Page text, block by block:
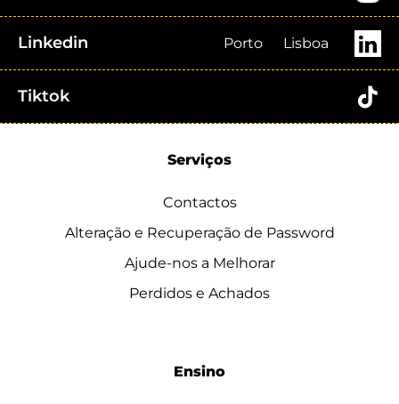
Linkedin Porto Lisboa
Tiktok
Serviços
Contactos
Alteração e Recuperação de Password
Ajude-nos a Melhorar
Perdidos e Achados
Ensino